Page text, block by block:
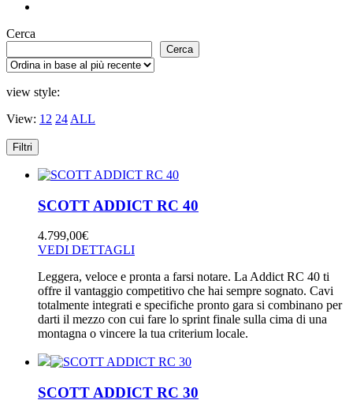
Cerca
Cerca
view style:
View: 12 24 ALL
Filtri
SCOTT ADDICT RC 40
4.799,00€
VEDI DETTAGLI
Leggera, veloce e pronta a farsi notare. La Addict RC 40 ti
offre il vantaggio competitivo che hai sempre sognato. Cavi
totalmente integrati e specifiche pronto gara si combinano per
darti il mezzo con cui fare lo sprint finale sulla cima di una
montagna o vincere la tua criterium locale.
SCOTT ADDICT RC 30